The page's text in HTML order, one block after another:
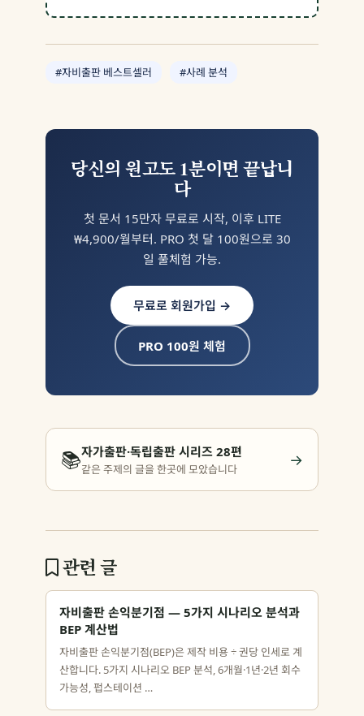
#자비출판 베스트셀러 #사례 분석
당신의 원고도 1분이면 끝납니
다
첫 문서 15만자 무료로 시작, 이후 LITE
₩4,900/월부터. PRO 첫 달 100원으로 30
일 풀체험 가능.
무료로 회원가입 →
PRO 100원 체험
📚자가출판·독립출판 시리즈 28편
같은 주제의 글을 한곳에 모았습니다 →
관련 글
자비출판 손익분기점 — 5가지 시나리오 분석과
BEP 계산법
자비출판 손익분기점(BEP)은 제작 비용 ÷ 권당 인세로 계
산합니다. 5가지 시나리오 BEP 분석, 6개월·1년·2년 회수
가능성, 펍스테이션 …